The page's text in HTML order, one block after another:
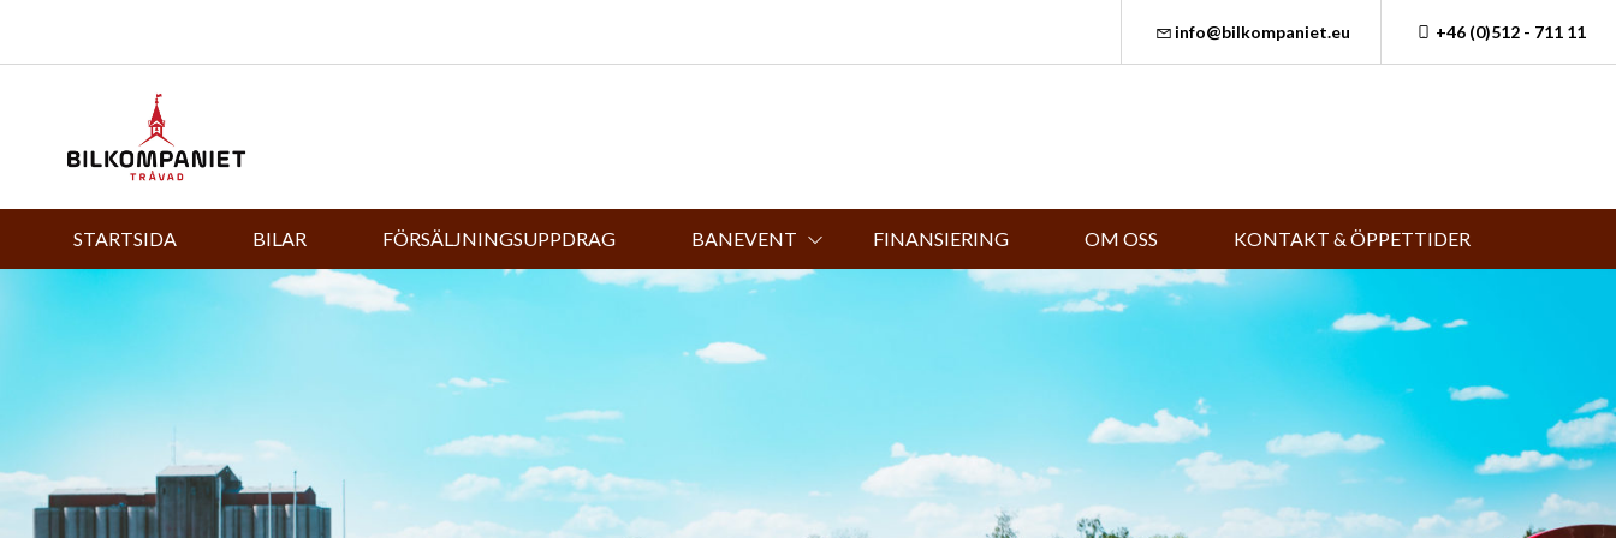
info@bilkompaniet.eu +46 (0)512 - 711 11
STARTSIDA BILAR FÖRSÄLJNINGSUPPDRAG BANEVENT FINANSIERING OM OSS KONTAKT & ÖPPETTIDER